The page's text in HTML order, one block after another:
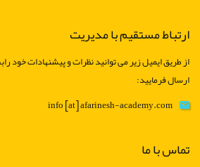
ارتباط مستقیم با مدیریت
از طریق ایمیل زیر می توانید نظرات و پیشنهادات
ارسال فرمایید:
info [at] afarinesh-academy.com
تماس با ما